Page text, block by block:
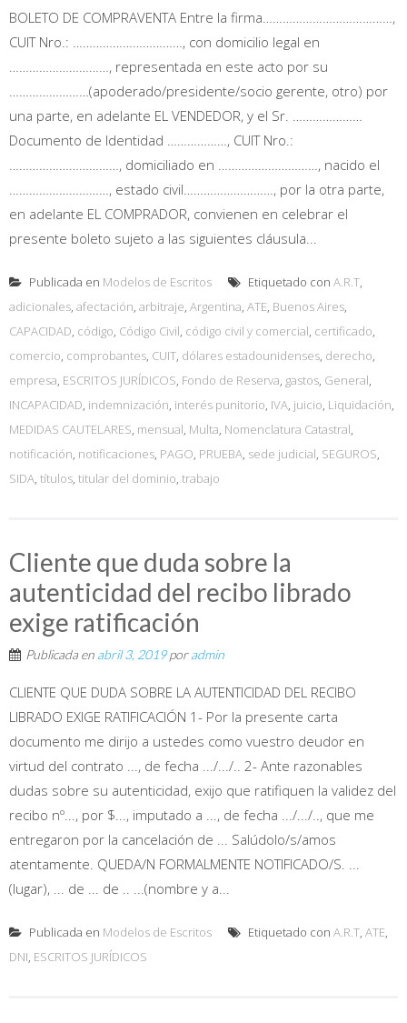
BOLETO DE COMPRAVENTA Entre la firma…………………………………,
CUIT Nro.: ……………………………, con domicilio legal en
…………………………, representada en este acto por su
……………………(apoderado/presidente/socio gerente, otro) por
una parte, en adelante EL VENDEDOR, y el Sr. …………………
Documento de Identidad ………………, CUIT Nro.:
……………………………, domiciliado en …………………………, nacido el
…………………………, estado civil………………………, por la otra parte,
en adelante EL COMPRADOR, convienen en celebrar el
presente boleto sujeto a las siguientes cláusula...
Publicada en Modelos de Escritos Etiquetado con A.R.T,
adicionales, afectación, arbitraje, Argentina, ATE, Buenos Aires,
CAPACIDAD, código, Código Civil, código civil y comercial, certificado,
comercio, comprobantes, CUIT, dólares estadounidenses, derecho,
empresa, ESCRITOS JURÍDICOS, Fondo de Reserva, gastos, General,
INCAPACIDAD, indemnización, interés punitorio, IVA, juicio, Liquidación,
MEDIDAS CAUTELARES, mensual, Multa, Nomenclatura Catastral,
notificación, notificaciones, PAGO, PRUEBA, sede judicial, SEGUROS,
SIDA, títulos, titular del dominio, trabajo
Cliente que duda sobre la
autenticidad del recibo librado
exige ratificación
Publicada en abril 3, 2019poradmin
CLIENTE QUE DUDA SOBRE LA AUTENTICIDAD DEL RECIBO
LIBRADO EXIGE RATIFICACIÓN 1- Por la presente carta
documento me dirijo a ustedes como vuestro deudor en
virtud del contrato ..., de fecha .../.../.. 2- Ante razonables
dudas sobre su autenticidad, exijo que ratifiquen la validez del
recibo nº..., por $..., imputado a ..., de fecha .../.../.., que me
entregaron por la cancelación de ... Salúdolo/s/amos
atentamente. QUEDA/N FORMALMENTE NOTIFICADO/S. ...
(lugar), ... de ... de .. ...(nombre y a...
Publicada en Modelos de Escritos Etiquetado con A.R.T, ATE,
DNI, ESCRITOS JURÍDICOS